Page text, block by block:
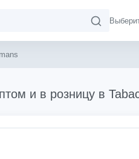
и в розницу в